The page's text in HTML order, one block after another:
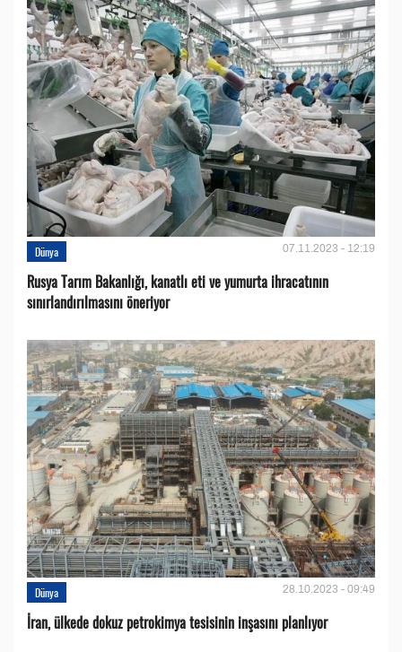
Dünya 07.11.2023 - 12:19
Rusya Tarım Bakanlığı, kanatlı eti ve yumurta ihracatının
sınırlandırılmasını öneriyor
Dünya 28.10.2023 - 09:49
İran, ülkede dokuz petrokimya tesisinin inşasını planlıyor